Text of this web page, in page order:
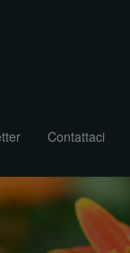
Contattaci